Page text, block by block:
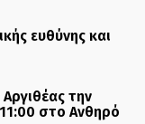
ευθύνης και
την
στο Ανθηρό